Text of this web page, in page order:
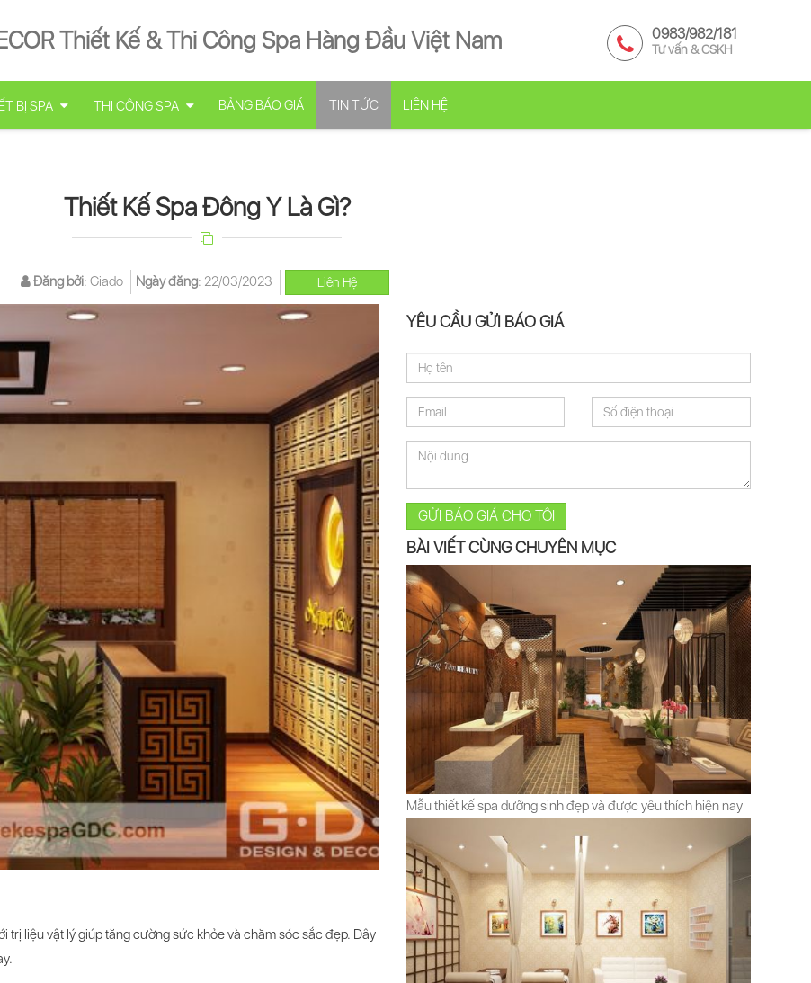
Thiết Kế & Thi Công Spa Hàng Đầu Việt Nam 0983/982/181
Tư vấn & CSKH
BỊ SPA THI CÔNG SPA BẢNG BÁO GIÁ TIN TỨC LIÊN HỆ
Thiết Kế Spa Đông Y Là Gì?
Đăng bởi: Giado Ngày đăng: 22/03/2023 Liên Hệ
trị liệu vật lý giúp tăng cường sức khỏe và chăm sóc sắc đẹp. Đây
YÊU CẦU GỬI BÁO GIÁ
GỬI BÁO GIÁ CHO TÔI
BÀI VIẾT CÙNG CHUYÊN MỤC
Mẫu thiết kế spa dưỡng sinh đẹp và được yêu thích hiện nay